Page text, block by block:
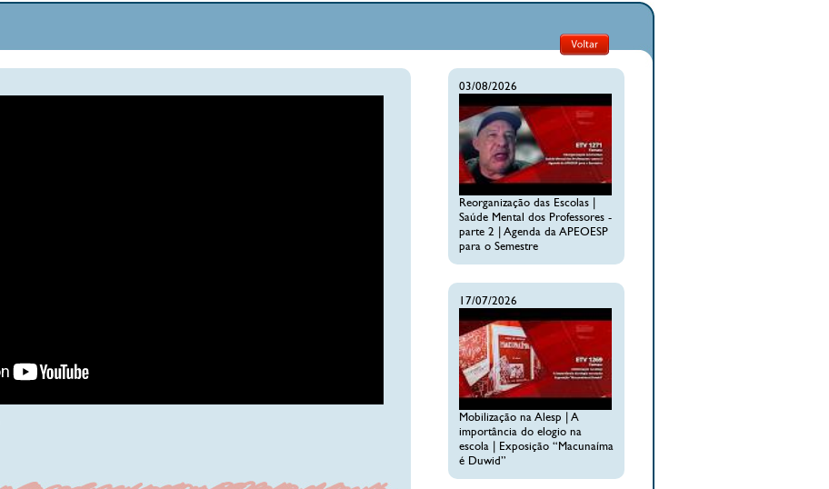
03/08/2026
Reorganização das Escolas |
Saúde Mental dos Professores -
parte 2 | Agenda da APEOESP
para o Semestre
17/07/2026
Mobilização na Alesp | A
importância do elogio na
escola | Exposição “Macunaíma
é Duwid”